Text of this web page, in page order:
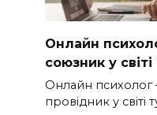
Онлайн
союзник у
Онлайн
провідник у світі